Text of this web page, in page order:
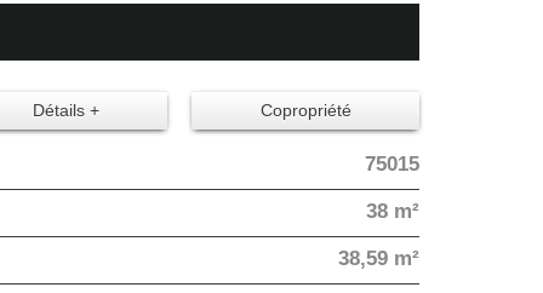
Détails + Copropriété
75015
38 m²
38,59 m²